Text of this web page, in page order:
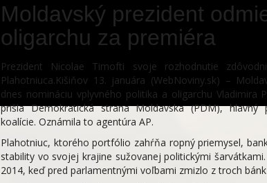
Moldavský prezident
oligarchu za premiéra
Prezident Nicolae Timofti svoje rozhodnutie
Plahotniuca.Kišiňov 13. januára (WebNoviny.sk) –
dnes nomináciu vplyvného politika a oligarchu Vladimira
prišla Demokratická strana Moldavska (PDM),
koalície. Oznámila to agentúra AP.
Plahotniuc, ktorého portfólio zahŕňa ropný priemysel,
stability vo svojej krajine sužovanej politickými
2014, keď pred parlamentnými voľbami zmizlo z troch